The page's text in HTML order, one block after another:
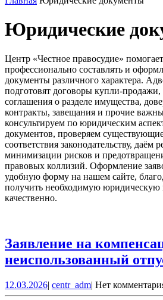
Юридические
Центр «Честное правосудие»
профессионально составлять и
документы различного характера.
подготовят договоры купли-продажи,
соглашения о разделе имущества,
контракты, завещания и прочие
консультируем по юридическим
документов, проверяем
соответствия законодательству, даём
минимизации рисков и
правовых коллизий. Оформление
удобную форму на нашем сайте,
получить необходимую
качественно.
Заявление на
неиспользованный
12.03.202612.03.2026
| centr_admcentr_adm
| Нет